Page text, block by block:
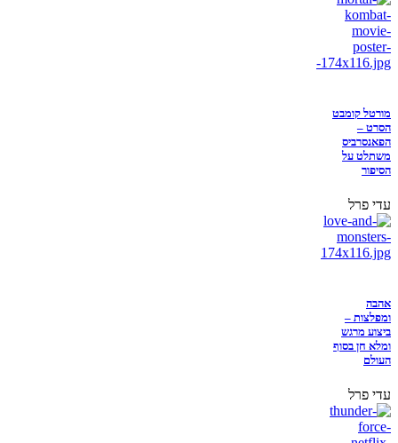
מורטל קומבט
הסרט –
הפאנסרביס
משתלט על
הסיפור
עדי פרל
אהבה
ומפלצות –
ביצוע מרגש
ומלא חן בסוף
העולם
עדי פרל